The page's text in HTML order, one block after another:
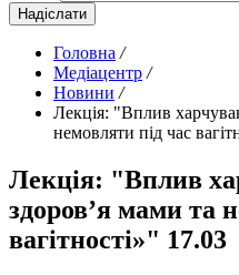
Надіслати
Головна /
Медіацентр /
Новини /
Лекція: "Вплив
немовляти під час
Лекція: "Вплив
здоров’я мами та
вагітності»" 17.03